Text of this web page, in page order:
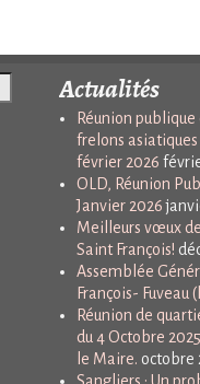
Actualités
Réunion
frelons asiatiques
février 2026
OLD, Réunion
Janvier 2026
Meilleurs vœux
Saint François!
Assemblée
François- Fuveau
Réunion de
du 4 Octobre
le Maire. octobre